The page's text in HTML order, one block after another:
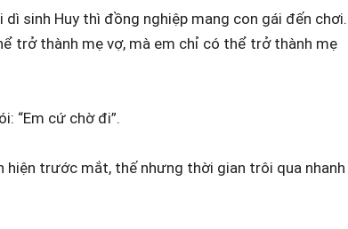
sinh Huy thì đồng nghiệp mang con gái đến chơi.
trở thành mẹ vợ, mà em chỉ có thể trở thành mẹ
“Em cứ chờ đi”.
hiện trước mắt, thế nhưng thời gian trôi qua nhanh